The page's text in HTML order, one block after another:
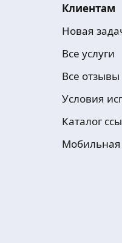
Клиентам
Новая
Все услуги
Все отзывы
Условия
Каталог
Мобильная